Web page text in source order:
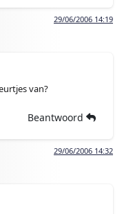
29/06/2006 14:19
van?
Beantwoord
29/06/2006 14:32